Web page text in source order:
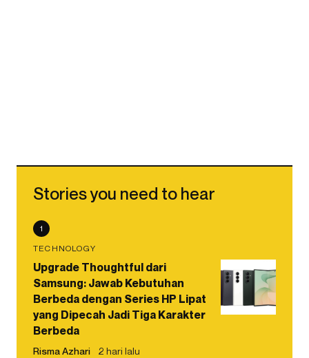
Stories you need to hear
1
TECHNOLOGY
Upgrade Thoughtful dari
Samsung: Jawab Kebutuhan
Berbeda dengan Series HP Lipat
yang Dipecah Jadi Tiga Karakter
Berbeda
Risma Azhari 2 hari lalu